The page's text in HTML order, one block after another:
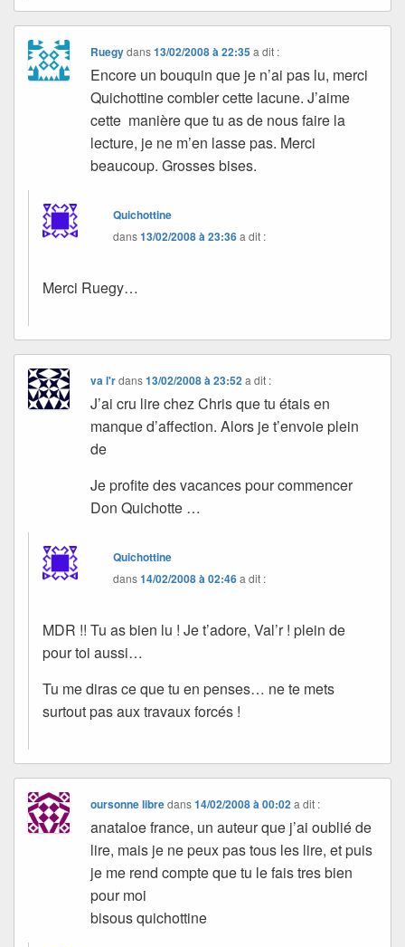
Ruegydans13/02/2008 à 22:35 a dit :
Encore un bouquin que je n’ai pas lu, merci
Quichottine combler cette lacune. J’aime
cette manière que tu as de nous faire la
lecture, je ne m’en lasse pas. Merci
beaucoup. Grosses bises.
Quichottine
dans13/02/2008 à 23:36a dit :
Merci Ruegy…
va l'rdans13/02/2008 à 23:52 a dit :
J’ai cru lire chez Chris que tu étais en
manque d’affection. Alors je t’envoie plein
de
Je profite des vacances pour commencer
Don Quichotte …
Quichottine
dans14/02/2008 à 02:46a dit :
MDR !! Tu as bien lu ! Je t’adore, Val’r ! plein de
pour toi aussi…
Tu me diras ce que tu en penses… ne te mets
surtout pas aux travaux forcés !
oursonne libredans14/02/2008 à 00:02 a dit :
anataloe france, un auteur que j’ai oublié de
lire, mais je ne peux pas tous les lire, et puis
je me rend compte que tu le fais tres bien
pour moi
bisous quichottine